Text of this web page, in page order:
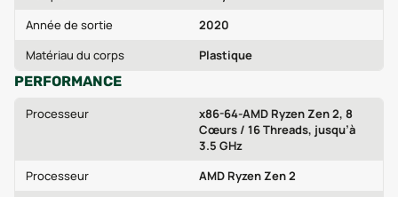
Année de sortie
2020
Matériau du corps
Plastique
PERFORMANCE
Processeur
x86-64-AMD Ryzen Zen 2, 8
Cœurs / 16 Threads, jusqu’à
3.5 GHz
Processeur
AMD Ryzen Zen 2